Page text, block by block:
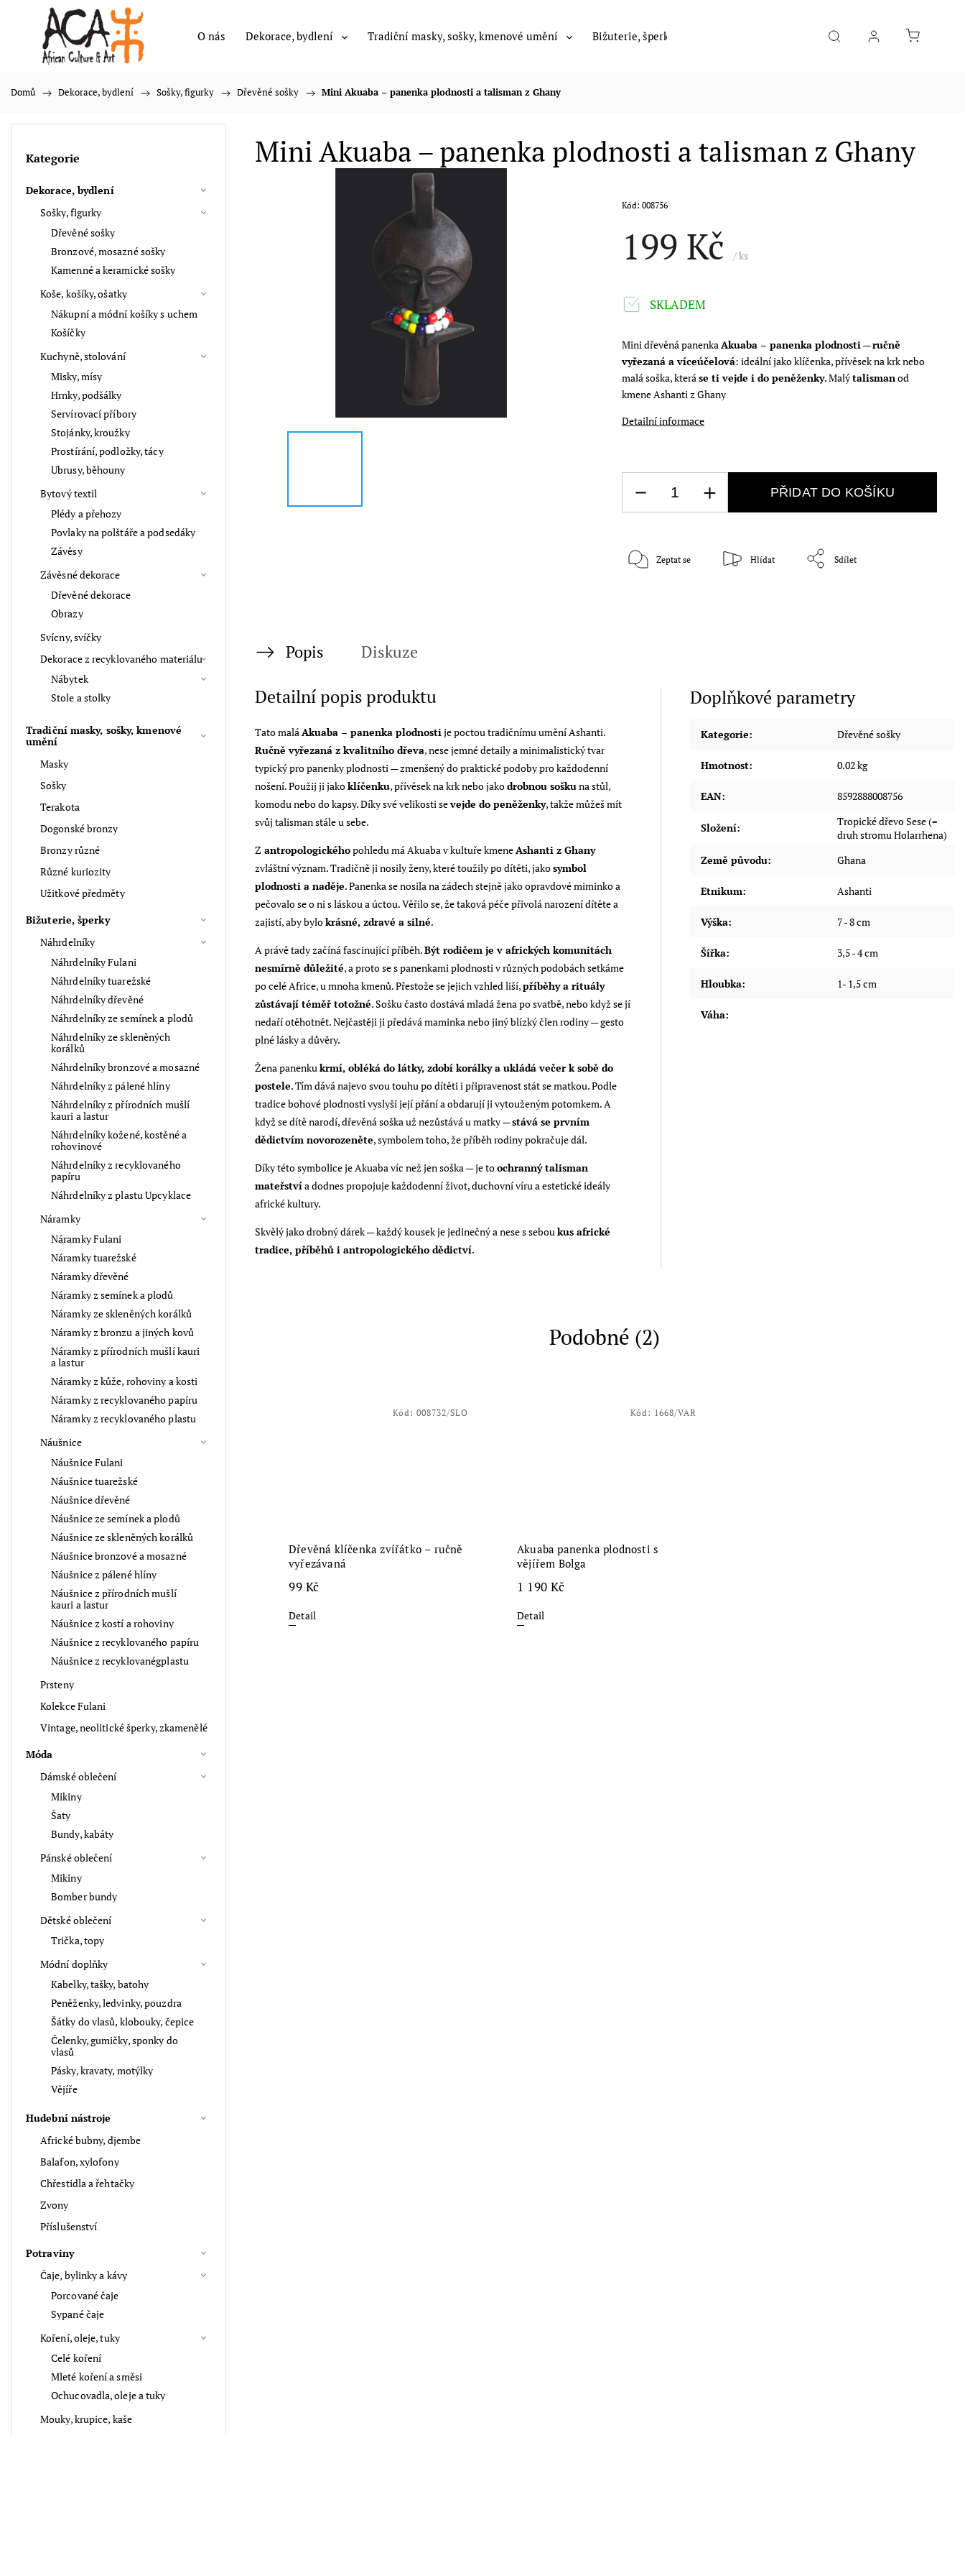
O nás Dekorace, bydlení Tradiční masky, sošky, kmenové umění Bižuterie, šperky Hudební nástroje Potraviny
Domů / Dekorace, bydlení / Sošky, figurky / Dřevěné sošky / Mini Akuaba – panenka plodnosti a talisman z Ghany
Kategorie
Dekorace, bydlení
Sošky, figurky
Dřevěné sošky
Bronzové, mosazné sošky
Kamenné a keramické sošky
Koše, košíky, ošatky
Nákupní a módní košíky s uchem
Košíčky
Kuchyně, stolování
Misky, mísy
Hrnky, podšálky
Servírovací příbory
Stojánky, kroužky
Prostírání, podložky, tácy
Ubrusy, běhouny
Bytový textil
Plédy a přehozy
Povlaky na polštáře a podsedáky
Závěsy
Závěsné dekorace
Dřevěné dekorace
Obrazy
Svícny, svíčky
Dekorace z recyklovaného materiálu
Nábytek
Stole a stolky
Tradiční masky, sošky, kmenové
umění
Masky
Sošky
Terakota
Dogonské bronzy
Bronzy různé
Různé kuriozity
Užitkové předměty
Bižuterie, šperky
Náhrdelníky
Náhrdelníky Fulani
Náhrdelníky tuarežské
Náhrdelníky dřevěné
Náhrdelníky ze semínek a plodů
Náhrdelníky ze skleněných
korálků
Náhrdelníky bronzové a mosazné
Náhrdelníky z pálené hlíny
Náhrdelníky z přírodních mušlí
kauri a lastur
Náhrdelníky kožené, kostěné a
rohovinové
Náhrdelníky z recyklovaného
papíru
Náhrdelníky z plastu Upcyklace
Náramky
Náramky Fulani
Náramky tuarežské
Náramky dřevěné
Náramky z semínek a plodů
Náramky ze skleněných korálků
Náramky z bronzu a jiných kovů
Náramky z přírodních mušlí kauri
a lastur
Náramky z kůže, rohoviny a kosti
Náramky z recyklovaného papíru
Náramky z recyklovaného plastu
Náušnice
Náušnice Fulani
Náušnice tuarežské
Náušnice dřevěné
Náušnice ze semínek a plodů
Náušnice ze skleněných korálků
Náušnice bronzové a mosazné
Náušnice z pálené hlíny
Náušnice z přírodních mušlí
kauri a lastur
Náušnice z kostí a rohoviny
Náušnice z recyklovaného papíru
Náušnice z recyklovanégplastu
Prsteny
Kolekce Fulani
Vintage, neolitické šperky, zkamenělé
Móda
Dámské oblečení
Mikiny
Šaty
Bundy, kabáty
Pánské oblečení
Mikiny
Bomber bundy
Dětské oblečení
Trička, topy
Módní doplňky
Kabelky, tašky, batohy
Peněženky, ledvinky, pouzdra
Šátky do vlasů, klobouky, čepice
Čelenky, gumičky, sponky do
vlasů
Pásky, kravaty, motýlky
Vějíře
Hudební nástroje
Africké bubny, djembe
Balafon, xylofony
Chřestidla a řehtačky
Zvony
Příslušenství
Potraviny
Čaje, bylinky a kávy
Porcované čaje
Sypané čaje
Koření, oleje, tuky
Celé koření
Mleté koření a směsi
Ochucovadla, oleje a tuky
Mouky, krupice, kaše
Mini Akuaba – panenka plodnosti a talisman z Ghany
199 Kč / ks
Kód: 008756
Mini dřevěná panenkaAkuaba – panenka plodnosti—ručně
vyřezaná a víceúčelová: ideální jako klíčenka, přívěsek na krk nebo
malá soška, kteráse ti vejde i do peněženky. Malýtalismanod
kmene Ashanti z Ghany
Detailní informace
SKLADEM
PŘIDAT DO KOŠÍKU
Zeptat se Hlídat Sdílet
Popis Diskuze
Detailní popis produktu
Tato malá Akuaba – panenka plodnosti je poctou tradičnímu umění Ashanti.
Ručně vyřezaná z kvalitního dřeva, nese jemné detaily a minimalistický tvar
typický pro panenky plodnosti — zmenšený do praktické podoby pro každodenní
nošení. Použij ji jakoklíčenku, přívěsek na krk nebo jakodrobnou soškuna stůl,
komodu nebo do kapsy. Díky své velikosti sevejde do peněženky, takže můžeš mít
svůj talisman stále u sebe.
Z antropologickéhopohledu má Akuaba v kultuře kmeneAshanti z Ghany
zvláštní význam. Tradičně ji nosily ženy, které toužily po dítěti, jakosymbol
plodnosti a naděje. Panenka se nosila na zádech stejně jako opravdové miminko a
pečovalo se o ni s láskou a úctou. Věřilo se, že taková péče přivolá narození dítěte a
zajistí, aby bylokrásné, zdravé a silné.
A právě tady začíná fascinující příběh.Být rodičem je v afrických komunitách
nesmírně důležité, a proto se s panenkami plodnosti v různých podobách setkáme
po celé Africe, u mnoha kmenů. Přestože se jejich vzhled liší,příběhy a rituály
zůstávají téměř totožné. Sošku často dostává mladá žena po svatbě, nebo když se jí
nedaří otěhotnět. Nejčastěji ji předává maminka nebo jiný blízký člen rodiny — gesto
plné lásky a důvěry.
Žena panenku krmí, obléká do látky, zdobí korálky a ukládá večer k sobě do
postele. Tím dává najevo svou touhu po dítěti i připravenost stát se matkou. Podle
tradice bohové plodnosti vyslyší její přání a obdarují ji vytouženým potomkem. A
když se dítě narodí, dřevěná soška už nezůstává u matky —stává se prvním
dědictvím novorozeněte, symbolem toho, že příběh rodiny pokračuje dál.
Díky této symbolice je Akuaba víc než jen soška — je toochranný talisman
mateřstvía dodnes propojuje každodenní život, duchovní víru a estetické ideály
africké kultury.
Skvělý jako drobný dárek — každý kousek je jedinečný a nese s sebou kus africké
tradice, příběhů i antropologického dědictví.
Doplňkové parametry
Kategorie: Dřevěné sošky
Hmotnost: 0.02 kg
EAN: 8592888008756
Složení:
Tropické dřevo Sese (=
druh stromu Holarrhena)
Země původu: Ghana
Etnikum: Ashanti
Výška: 7 - 8 cm
Šířka: 3,5 - 4 cm
Hloubka: 1- 1,5 cm
Váha:
Podobné (2)
Dřevěná klíčenka zvířátko – ručně
vyřezávaná
99 Kč
Detail
Kód: 008732/SLO
Akuaba panenka plodnosti s
vějířem Bolga
1 190 Kč
Detail
Kód: 1668/VAR